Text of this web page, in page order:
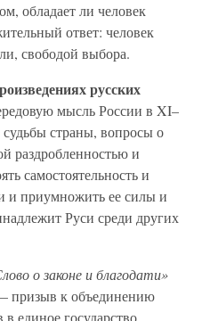
обладает ли человек
ответ: человек
свободой выбора.
русских
мысль России в XI–
страны, вопросы о
раздробленностью и
самостоятельность и
и приумножить ее силы и
Руси среди других
о законе и благодати»
призыв к объединению
единое государство,